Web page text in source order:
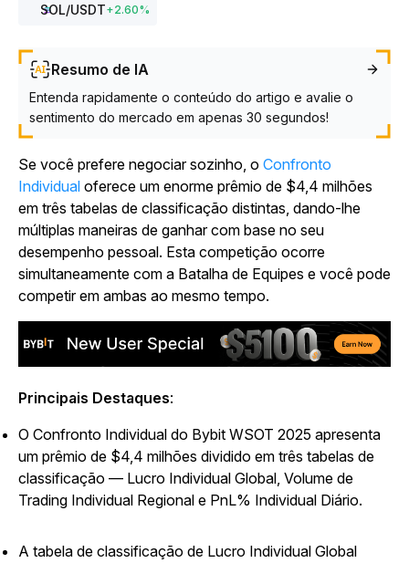
SOL/USDT+2.60%
Resumo de IA
Entenda rapidamente o conteúdo do artigo e avalie o
sentimento do mercado em apenas 30 segundos!
Se você prefere negociar sozinho, o Confronto
Individual oferece um enorme prêmio de $4,4 milhões
em três tabelas de classificação distintas, dando-lhe
múltiplas maneiras de ganhar com base no seu
desempenho pessoal. Esta competição ocorre
simultaneamente com a Batalha de Equipes e você pode
competir em ambas ao mesmo tempo.
Principais Destaques:
O Confronto Individual do Bybit WSOT 2025 apresenta
um prêmio de $4,4 milhões dividido em três tabelas de
classificação — Lucro Individual Global, Volume de
Trading Individual Regional e PnL% Individual Diário.
A tabela de classificação de Lucro Individual Global